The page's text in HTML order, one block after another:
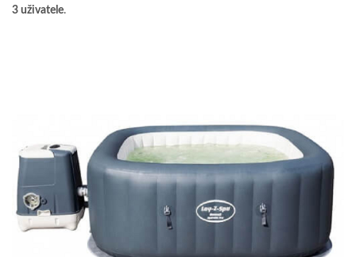
3 uživatele.